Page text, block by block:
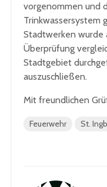
vorgenommen und
Trinkwassersystem
Stadtwerken wurde
Überprüfung
Stadtgebiet
auszuschließen.
Mit freundlichen
Feuerwehr St.